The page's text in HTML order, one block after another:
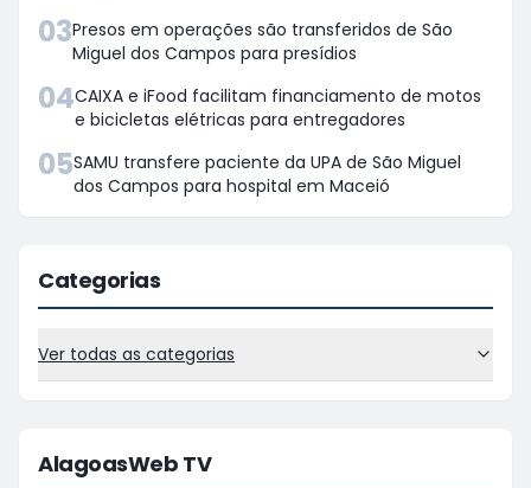
03Presos em operações são transferidos de São
Miguel dos Campos para presídios
04CAIXA e iFood facilitam financiamento de motos
e bicicletas elétricas para entregadores
05SAMU transfere paciente da UPA de São Miguel
dos Campos para hospital em Maceió
Categorias
Ver todas as categorias
AlagoasWeb TV